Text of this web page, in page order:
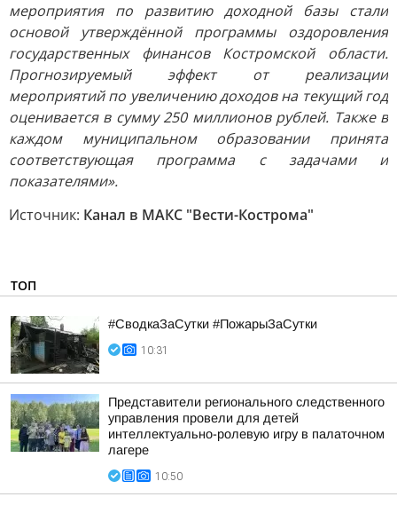
мероприятия по развитию доходной базы стали
основой утверждённой программы оздоровления
государственных финансов Костромской области.
Прогнозируемый эффект от реализации
мероприятий по увеличению доходов на текущий год
оценивается в сумму 250 миллионов рублей. Также в
каждом муниципальном образовании принята
соответствующая программа с задачами и
показателями».
Источник: Канал в МАКС "Вести-Кострома"
ТОП
#СводкаЗаСутки #ПожарыЗаСутки
10:31
Представители регионального следственного
управления провели для детей
интеллектуально-ролевую игру в палаточном
лагере
10:50